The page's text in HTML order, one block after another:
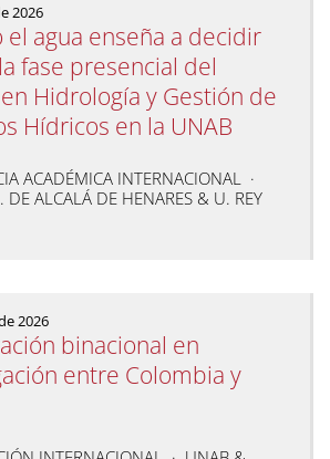
2026
el agua enseña a decidir
fase presencial del
Hidrología y Gestión de
Hídricos en la UNAB
ACADÉMICA INTERNACIONAL ·
ALCALÁ DE HENARES & U. REY
2026
binacional en
entre Colombia y